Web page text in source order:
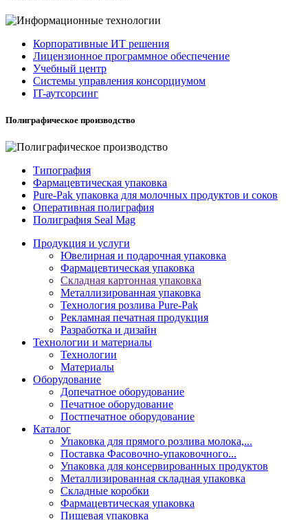
Корпоративные ИТ решения
Лицензионное программное обеспечение
Учебный центр
Системы управления консорциумом
IT-аутсорсинг
Полиграфическое производство
Типография
Фармацевтическая упаковка
Pure-Pak упаковка для молочных продуктов и соков
Оперативная полиграфия
Полиграфия Seal Mag
Продукция и услуги
Ювелирная и подарочная упаковка
Фармацевтическая упаковка
Складная картонная упаковка
Металлизированная упаковка
Технология розлива Pure-Pak
Рекламная печатная продукция
Разработка и дизайн
Технологии и материалы
Технологии
Материалы
Оборудование
Допечатное оборудование
Печатное оборудование
Постпечатное оборудование
Каталог
Упаковка для прямого розлива молока,...
Поставка Фасовочно-упаковочного...
Упаковка для консервированных продуктов
Металлизированная складная упаковка
Складные коробки
Фармацевтическая упаковка
Пищевая упаковка